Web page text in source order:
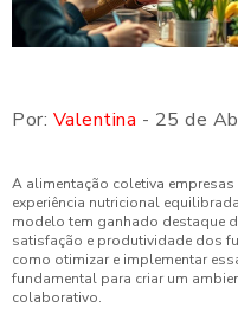
Por: Valentina - 25 de
A alimentação coletiva
experiência nutricional
modelo tem ganhado destaque
satisfação e produtividade dos
como otimizar e implementar
fundamental para criar um
colaborativo.